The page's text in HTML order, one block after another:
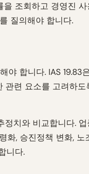
조회하고 경영진 사
질의해야 합니다.
야 합니다. IAS 19.83
관련 요소를 고려하도
치와 비교합니다.
화, 승진정책 변화, 노
니다.